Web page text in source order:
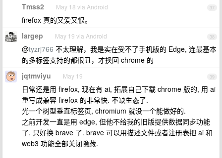
37
Tmss2 May 18 via Android
firefox 真的又爱又恨。
38
largep May 19 via Android
@tyzrj766 不太理解，我是实在受不了手机版的 Edge, 连最基本
的多标签支持的都很丑，才换回 chrome 的
39
jqtmviyu May 19
日常还是用 firefox, 现在有 ai, 拓展自己下载 chrome 版的, 用 ai
重写成兼容 firefox 的非常快. 不缺生态了.
光一个树型垂直标签页, chromium 就没一个能做好的.
之前开发一直是用 edge, 但他不给我的旧版提供数据同步功能
了, 只好换 brave 了. brave 可以用描述文件或者注册表把 ai 和
web3 功能全部关闭隐藏.